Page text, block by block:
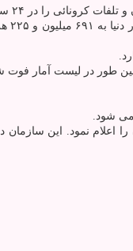
اشغال کرده اند و همین طور
می شود.